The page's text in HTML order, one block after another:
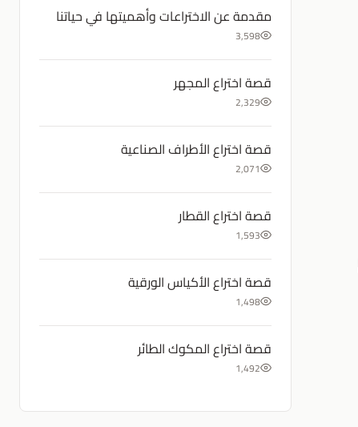
مقدمة عن الاختراعات وأهميتها في حياتنا
3,598
قصة اختراع المجهر
2,329
قصة اختراع الأطراف الصناعية
2,071
قصة اختراع القطار
1,593
قصة اختراع الأكياس الورقية
1,498
قصة اختراع المكوك الطائر
1,492